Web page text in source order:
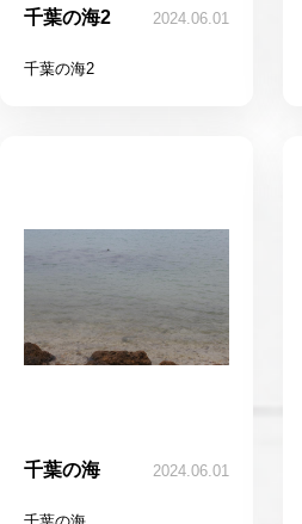
千葉の海2 2024.06.01
千葉の海2
千葉の海 2024.06.01